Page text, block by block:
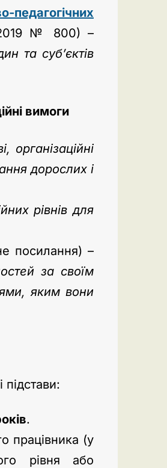
№ 800) –
та суб’єктів
вимоги
організаційні
дорослих і
рівнів для
посилання) –
за своїм
яким вони
.
працівника (у
рівня або